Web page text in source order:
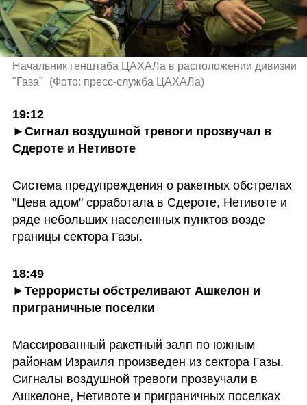
Начальник генштаба ЦАХАЛа в расположении дивизии
"Газа"
(Фото: пресс-служба ЦАХАЛа)
19:12
►Сигнал воздушной тревоги прозвучал в
Сдероте и Нетивоте
Система предупреждения о ракетных обстрелах
"Цева адом" срработала в Сдероте, Нетивоте и
ряде небольших населенных пунктов возде
границы сектора Газы.
18:49
►Террористы обстреливают Ашкелон и
приграничные поселки
Массированный ракетный залп по южным
районам Израиля произведен из сектора Газы.
Сигналы воздушной тревоги прозвучали в
Ашкелоне, Нетивоте и приграничных поселках